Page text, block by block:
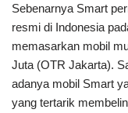
Sebenarnya Smart
resmi di Indonesia
memasarkan mobil
Juta (OTR Jakarta).
adanya mobil Smart
yang tertarik